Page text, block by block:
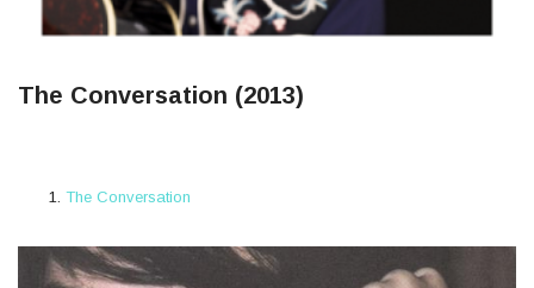
The Conversation (2013)
The Conversation